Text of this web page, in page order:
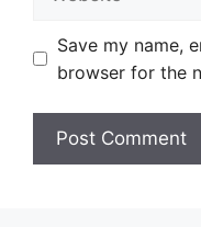
Save my name,
browser for the